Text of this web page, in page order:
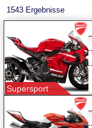
1543 Ergebnisse
Supersport